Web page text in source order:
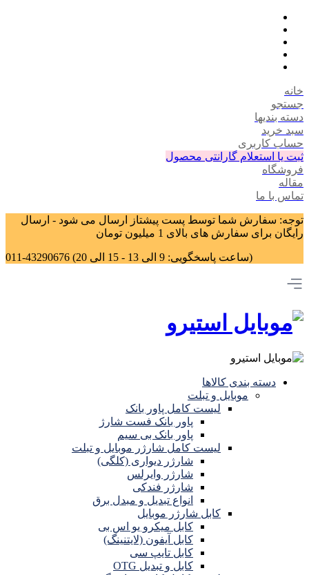
خانه
جستجو
دسته بندیها
سبد خرید
حساب کاربری
ثبت یا استعلام گارانتی محصول
فروشگاه
مقاله
تماس با ما
توجه: سفارش شما توسط پست پیشتاز ارسال می شود - ارسال
رایگان برای سفارش های بالای 1 میلیون تومان
011-43290676 (ساعت پاسخگویی: 9 الی 13 - 15 الی 20)
دسته بندی کالاها
موبایل و تبلت
لیست کامل پاور بانک
پاور بانک فست شارژ
پاور بانک بی سیم
لیست کامل شارژر موبایل و تبلت
شارژر دیواری (کلگی)
شارژر وایرلس
شارژر فندکی
انواع تبدیل و مبدل برق
کابل شارژر موبایل
کابل میکرو یو اس بی
کابل آیفون (لایتنینگ)
کابل تایپ سی
کابل و تبدیل OTG